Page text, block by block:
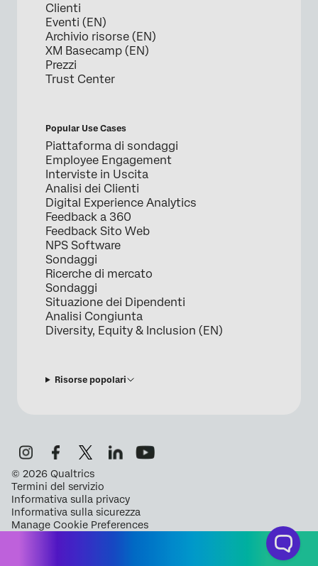
Clienti
Eventi (EN)
Archivio risorse (EN)
XM Basecamp (EN)
Prezzi
Trust Center
Popular Use Cases
Piattaforma di sondaggi
Employee Engagement
Interviste in Uscita
Analisi dei Clienti
Digital Experience Analytics
Feedback a 360
Feedback Sito Web
NPS Software
Sondaggi
Ricerche di mercato
Sondaggi
Situazione dei Dipendenti
Analisi Congiunta
Diversity, Equity & Inclusion (EN)
Risorse popolari
© 2026 Qualtrics
Termini del servizio
Informativa sulla privacy
Informativa sulla sicurezza
Manage Cookie Preferences